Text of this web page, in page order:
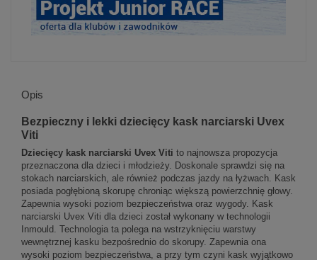
Opis
Bezpieczny i lekki dziecięcy kask narciarski Uvex
Viti
Dziecięcy kask narciarski Uvex Viti to najnowsza propozycja
przeznaczona dla dzieci i młodzieży. Doskonale sprawdzi się na
stokach narciarskich, ale również podczas jazdy na łyżwach. Kask
posiada pogłębioną skorupę chroniąc większą powierzchnię głowy.
Zapewnia wysoki poziom bezpieczeństwa oraz wygody. Kask
narciarski Uvex Viti dla dzieci został wykonany w technologii
Inmould. Technologia ta polega na wstrzyknięciu warstwy
wewnętrznej kasku bezpośrednio do skorupy. Zapewnia ona
wysoki poziom bezpieczeństwa, a przy tym czyni kask wyjątkowo